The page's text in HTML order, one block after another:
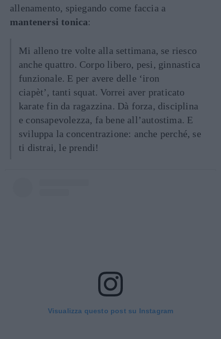
allenamento, spiegando come faccia a
mantenersi tonica:
Mi alleno tre volte alla settimana, se riesco
anche quattro. Corpo libero, pesi, ginnastica
funzionale. E per avere delle ‘iron
ciapèt’, tanti squat. Vorrei aver praticato
karate fin da ragazzina. Dà forza, disciplina
e consapevolezza, fa bene all’autostima. E
sviluppa la concentrazione: anche perché, se
ti distrai, le prendi!
Visualizza questo post su Instagram